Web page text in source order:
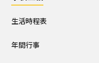
行事と生活団活動の実践
R8学校通信 巻頭言
生活時程表
年間行事